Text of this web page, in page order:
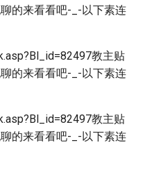
的来看看吧-_-以下素连
教主贴
的来看看吧-_-以下素连
教主贴
的来看看吧-_-以下素连